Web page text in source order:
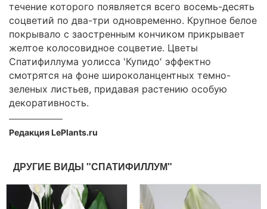
течение которого появляется всего восемь-десять
соцветий по два-три одновременно. Крупное белое
покрывало с заостренным кончиком прикрывает
желтое колосовидное соцветие. Цветы
Спатифиллума уолисса 'Купидо' эффектно
смотрятся на фоне широколанцентных темно-
зеленых листьев, придавая растению особую
декоративность.
Редакция LePlants.ru
ДРУГИЕ ВИДЫ "СПАТИФИЛЛУМ"